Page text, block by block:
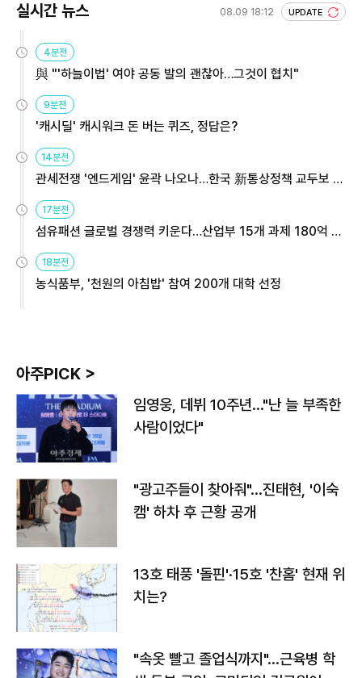
실시간 뉴스 08.09 18:12 UPDATE
4분전
與 "'하늘이법' 여야 공동 발의 괜찮아…그것이 협치"
9분전
'캐시딜' 캐시워크 돈 버는 퀴즈, 정답은?
14분전
관세전쟁 '엔드게임' 윤곽 나오나…한국 新통상정책 교두보 활
용해야
17분전
섬유패션 글로벌 경쟁력 키운다…산업부 15개 과제 180억 지
원
18분전
농식품부, '천원의 아침밥' 참여 200개 대학 선정
아주PICK >
임영웅, 데뷔 10주년…"난 늘 부족한
사람이었다"
"광고주들이 찾아줘"…진태현, '이숙
캠' 하차 후 근황 공개
13호 태풍 '돌핀'·15호 '찬홈' 현재 위
치는?
"속옷 빨고 졸업식까지"…근육병 학